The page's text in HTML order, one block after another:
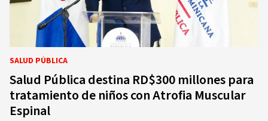
SALUD PÚBLICA
Salud Pública destina RD$300 millones para
tratamiento de niños con Atrofia Muscular
Espinal